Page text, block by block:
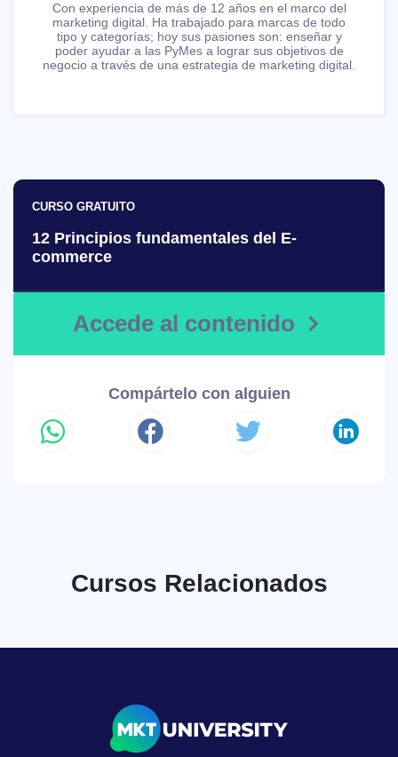
Con experiencia de más de 12 años en el marco del
marketing digital. Ha trabajado para marcas de todo
tipo y categorías; hoy sus pasiones son: enseñar y
poder ayudar a las PyMes a lograr sus objetivos de
negocio a través de una estrategia de marketing digital.
CURSO GRATUITO
12 Principios fundamentales del E-
commerce​
Accede al contenido
Compártelo con alguien
Cursos Relacionados